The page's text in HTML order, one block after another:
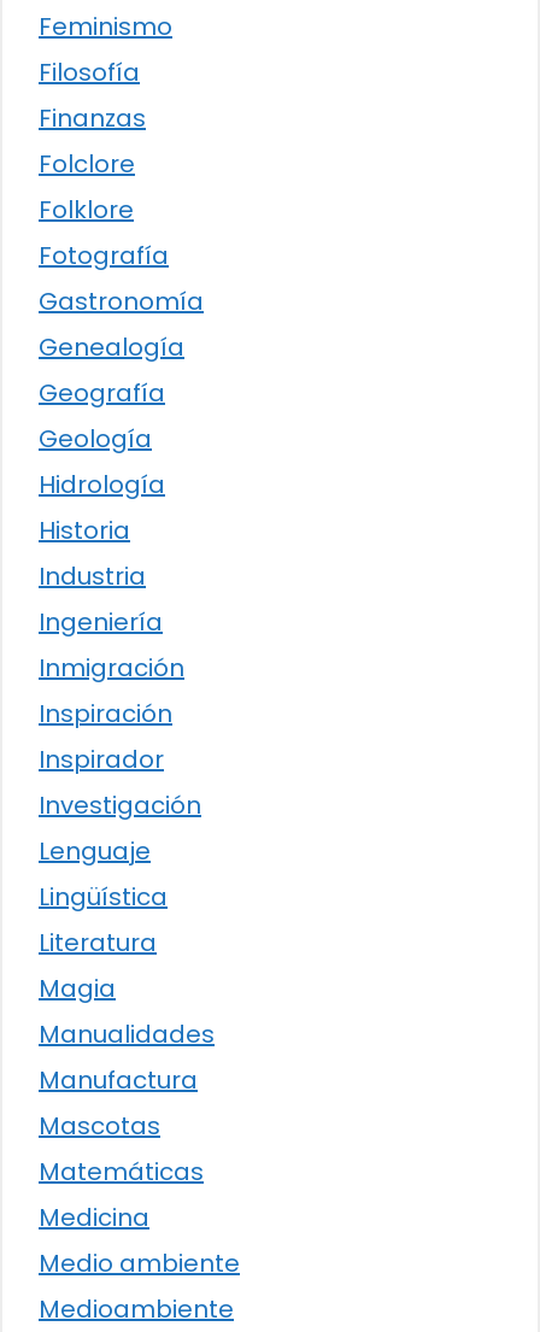
Feminismo
Filosofía
Finanzas
Folclore
Folklore
Fotografía
Gastronomía
Genealogía
Geografía
Geología
Hidrología
Historia
Industria
Ingeniería
Inmigración
Inspiración
Inspirador
Investigación
Lenguaje
Lingüística
Literatura
Magia
Manualidades
Manufactura
Mascotas
Matemáticas
Medicina
Medio ambiente
Medioambiente